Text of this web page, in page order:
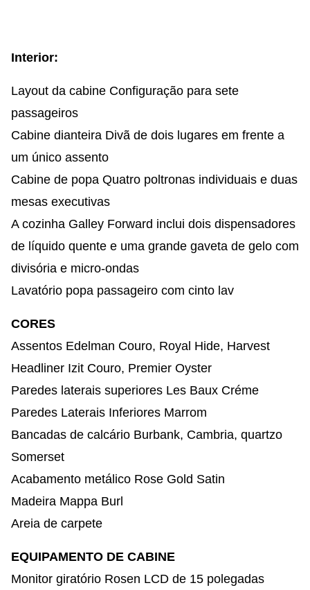
Interior:
Layout da cabine Configuração para sete
passageiros
Cabine dianteira Divã de dois lugares em frente a
um único assento
Cabine de popa Quatro poltronas individuais e duas
mesas executivas
A cozinha Galley Forward inclui dois dispensadores
de líquido quente e uma grande gaveta de gelo com
divisória e micro-ondas
Lavatório popa passageiro com cinto lav
CORES
Assentos Edelman Couro, Royal Hide, Harvest
Headliner Izit Couro, Premier Oyster
Paredes laterais superiores Les Baux Créme
Paredes Laterais Inferiores Marrom
Bancadas de calcário Burbank, Cambria, quartzo
Somerset
Acabamento metálico Rose Gold Satin
Madeira Mappa Burl
Areia de carpete
EQUIPAMENTO DE CABINE
Monitor giratório Rosen LCD de 15 polegadas